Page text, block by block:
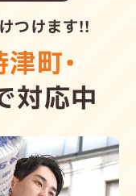
つけます!!
津町・
対応中